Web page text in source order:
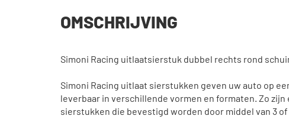
OMSCHRIJVING
Simoni Racing uitlaatsierstuk dubbel rechts rond
Simoni Racing uitlaat sierstukken geven uw auto op
leverbaar in verschillende vormen en formaten. Zo
sierstukken die bevestigd worden door middel van 3